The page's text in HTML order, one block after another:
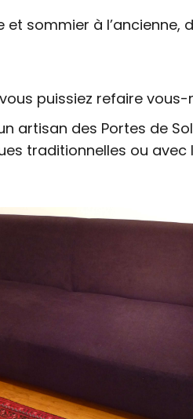
sommier à l’ancienne,
puissiez refaire
artisan des Portes de
traditionnelles ou avec